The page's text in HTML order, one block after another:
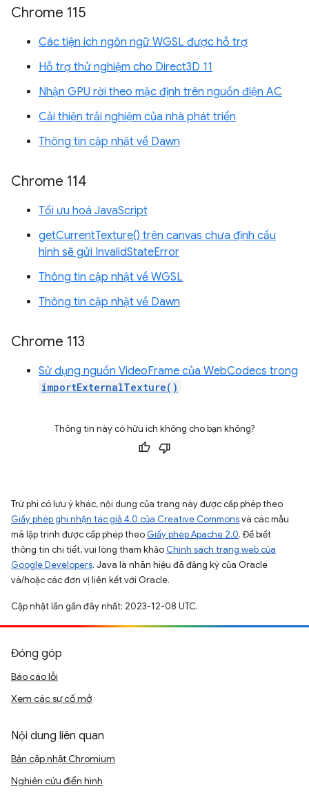
Chrome 115
Các tiện ích ngôn ngữ WGSL được hỗ trợ
Hỗ trợ thử nghiệm cho Direct3D 11
Nhận GPU rời theo mặc định trên nguồn điện AC
Cải thiện trải nghiệm của nhà phát triển
Thông tin cập nhật về Dawn
Chrome 114
Tối ưu hoá JavaScript
getCurrentTexture() trên canvas chưa định cấu
hình sẽ gửi InvalidStateError
Thông tin cập nhật về WGSL
Thông tin cập nhật về Dawn
Chrome 113
Sử dụng nguồn VideoFrame của WebCodecs trong
importExternalTexture()
Thông tin này có hữu ích không cho bạn không?
Trừ phi có lưu ý khác, nội dung của trang này được cấp phép theo
Giấy phép ghi nhận tác giả 4.0 của Creative Commonsvà các mẫu
mã lập trình được cấp phép theo Giấy phép Apache 2.0. Để biết
thông tin chi tiết, vui lòng tham khảo Chính sách trang web của
Google Developers. Java là nhãn hiệu đã đăng ký của Oracle
và/hoặc các đơn vị liên kết với Oracle.
Cập nhật lần gần đây nhất: 2023-12-08 UTC.
Đóng góp
Báo cáo lỗi
Xem các sự cố mở
Nội dung liên quan
Bản cập nhật Chromium
Nghiên cứu điển hình